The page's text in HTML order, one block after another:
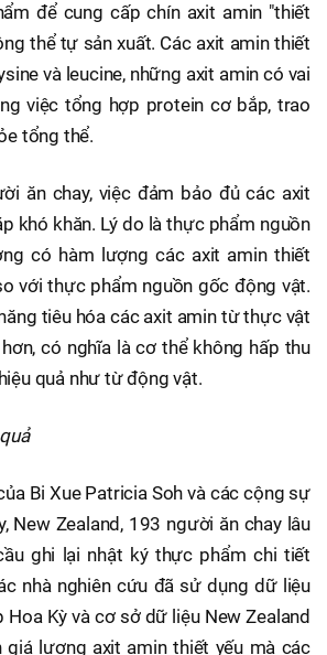
để cung cấp chín axit amin "thiết
thể tự sản xuất. Các axit amin thiết
và leucine, những axit amin có vai
việc tổng hợp protein cơ bắp, trao
tổng thể.
ăn chay, việc đảm bảo đủ các axit
khó khăn. Lý do là thực phẩm nguồn
có hàm lượng các axit amin thiết
với thực phẩm nguồn gốc động vật.
tiêu hóa các axit amin từ thực vật
có nghĩa là cơ thể không hấp thu
quả như từ động vật.
Bi Xue Patricia Soh và các cộng sự
New Zealand, 193 người ăn chay lâu
ghi lại nhật ký thực phẩm chi tiết
nhà nghiên cứu đã sử dụng dữ liệu
Kỳ và cơ sở dữ liệu New Zealand
giá lượng axit amin thiết yếu mà các